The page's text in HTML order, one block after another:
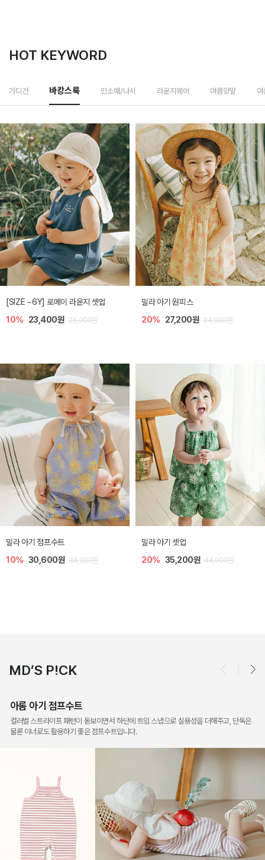
HOT KEYWORD
가디건 바캉스룩 민소매/나시 라운지웨어 여름양말
엘리오 아기 블라우스
20% 21,600원 27,000원
엘로디 니트 아기 뷔스티에
20% 21,600원 27,000원
토닉 아기 민소매 티셔츠
20% 11,200원 14,000원
베티 니트 아기 민소매 티셔츠
10% 24,300원 27,000원
MD’S P!CK
아롬 아기 점프수트
컬러별 스트라이프 패턴이 돋보이면서 하단에 트임 스냅으로 실용성을 더해주고, 단독은
물론 이너로도 활용하기 좋은 점프수트입니다.